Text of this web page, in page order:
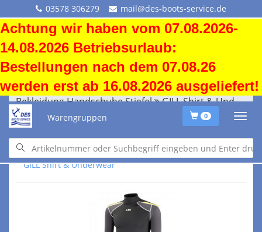
03578 306279 mail@des-boots-service.de
Achtung wir haben vom 07.08.2026-
14.08.2026 Betriebsurlaub:
Bestellungen nach dem 07.08.26
werden erst ab 16.08.2026 ausgeliefert!
Warengruppen 0
Bekleidung Handschuhe Stiefel GILL Shirt & Underwear
Bekleidung Handschuhe Stiefel
GILL Shirt & Underwear